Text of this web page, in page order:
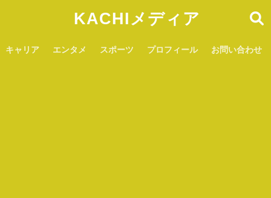
KACHIメディア
キャリア エンタメ スポーツ プロフィール お問い合わせ